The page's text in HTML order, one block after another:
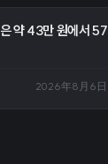
약 43만 원에서 57
2026年8月6日